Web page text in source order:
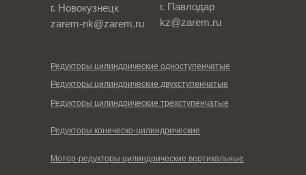
Редукторы цилиндрические одноступенчатые
Редукторы цилиндрические двухступенчатые
Редукторы цилиндрические трехступенчатые
Редукторы коническо-цилиндрические
Мотор-редукторы цилиндрические вертикальные
г. Новокузнецк
zarem-nk@zarem.ru
г. Павлодар
kz@zarem.ru